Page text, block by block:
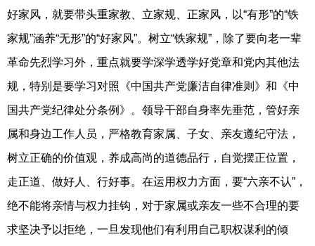
好家风，就要带头重家教、立家规、正家风，以“有形”的“铁
家规”涵养“无形”的“好家风”。树立“铁家规”，除了要向老一辈
革命先烈学习外，重点就要学深学透学好党章和党内其他法
规，特别是要学习对照《中国共产党廉洁自律准则》和《中
国共产党纪律处分条例》。领导干部自身率先垂范，管好亲
属和身边工作人员，严格教育家属、子女、亲友遵纪守法，
树立正确的价值观，养成高尚的道德品行，自觉摆正位置，
走正道、做好人、行好事。在运用权力方面，要“六亲不认”，
绝不能将亲情与权力挂钩，对于家属或亲友一些不合理的要
求坚决予以拒绝，一旦发现他们有利用自己职权谋利的倾